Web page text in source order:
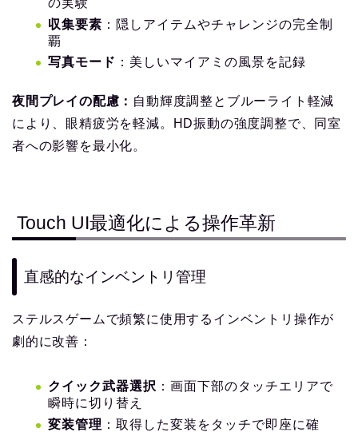
の実験
収集要素 ：隠しアイテムやチャレンジの完全制
覇
写真モード ：美しいマイアミの風景を記録
夜間プレイの配慮： 自動輝度調整とブルーライト軽減
により、眼精疲労を軽減。HD振動の強度調整で、同室
者への影響を最小化。
Touch UI最適化による操作革新
直感的なインベントリ管理
ステルスゲームで頻繁に使用するインベントリ操作が
劇的に改善：
クイック武器選択 ：画面下部のタッチエリアで
瞬時に切り替え
変装管理 ：取得した変装をタッチで即座に確